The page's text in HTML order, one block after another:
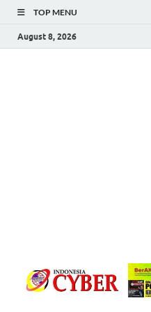
TOP MENU
August 8, 2026